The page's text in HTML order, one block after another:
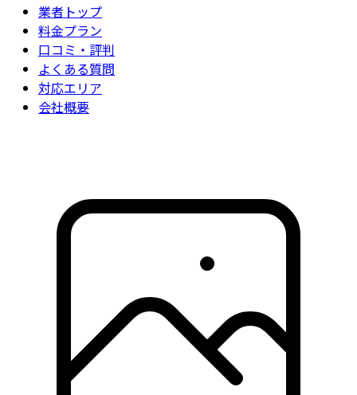
業者トップ
料金プラン
口コミ・評判
よくある質問
対応エリア
会社概要